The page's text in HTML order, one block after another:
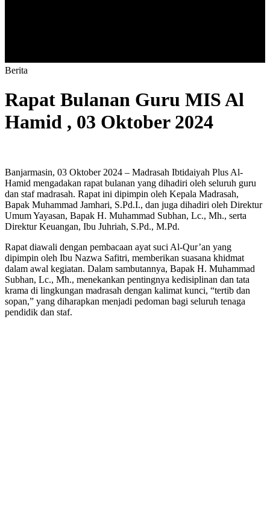
Berita
Rapat Bulanan Guru MIS Al
Hamid , 03 Oktober 2024
Banjarmasin, 03 Oktober 2024 – Madrasah Ibtidaiyah Plus Al-
Hamid mengadakan rapat bulanan yang dihadiri oleh seluruh guru
dan staf madrasah. Rapat ini dipimpin oleh Kepala Madrasah,
Bapak Muhammad Jamhari, S.Pd.I., dan juga dihadiri oleh Direktur
Umum Yayasan, Bapak H. Muhammad Subhan, Lc., Mh., serta
Direktur Keuangan, Ibu Juhriah, S.Pd., M.Pd.
Rapat diawali dengan pembacaan ayat suci Al-Qur’an yang
dipimpin oleh Ibu Nazwa Safitri, memberikan suasana khidmat
dalam awal kegiatan. Dalam sambutannya, Bapak H. Muhammad
Subhan, Lc., Mh., menekankan pentingnya kedisiplinan dan tata
krama di lingkungan madrasah dengan kalimat kunci, “tertib dan
sopan,” yang diharapkan menjadi pedoman bagi seluruh tenaga
pendidik dan staf.